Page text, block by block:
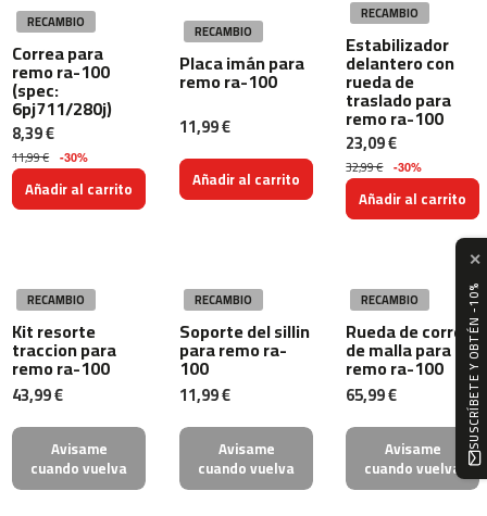
c
-
2
0
0
m
c
-
m
c
-
4
0
m
RECAMBIO
Correa para
remo ra-100
(spec:
6pj711/280j)
8,39 €
11,99 € -30%
Añadir al carrito
RECAMBIO
Placa imán para
remo ra-100
11,99 €
Añadir al carrito
RECAMBIO
Estabilizador
delantero con
rueda de
traslado para
remo ra-100
23,09 €
32,99 € -30%
Añadir al carrito
RECAMBIO
Kit resorte
traccion para
remo ra-100
43,99 €
Avisame
cuando vuelva
RECAMBIO
Soporte del sillin
para remo ra-
100
11,99 €
Avisame
cuando vuelva
RECAMBIO
Rueda de correa
de malla para
remo ra-100
65,99 €
Avisame
cuando vuelva
✕
SUSCRÍBETE Y OBTÉN -10%